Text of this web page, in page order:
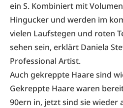
ein S. Kombiniert mit
Hingucker und werden im
vielen Laufstegen und roten
sehen sein, erklärt Daniela
Professional Artist.
Auch gekreppte Haare sind
Gekreppte Haare waren
90ern in, jetzt sind sie wieder